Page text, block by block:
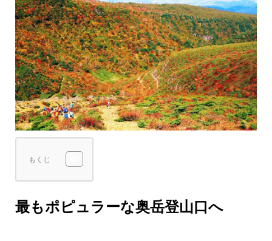
もくじ
最もポピュラーな奥岳登山口へ